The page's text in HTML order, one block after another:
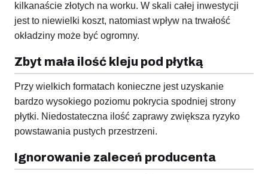
kilkanaście złotych na worku. W skali całej inwestycji
jest to niewielki koszt, natomiast wpływ na trwałość
okładziny może być ogromny.
Zbyt mała ilość kleju pod płytką
Przy wielkich formatach konieczne jest uzyskanie
bardzo wysokiego poziomu pokrycia spodniej strony
płytki. Niedostateczna ilość zaprawy zwiększa ryzyko
powstawania pustych przestrzeni.
Ignorowanie zaleceń producenta